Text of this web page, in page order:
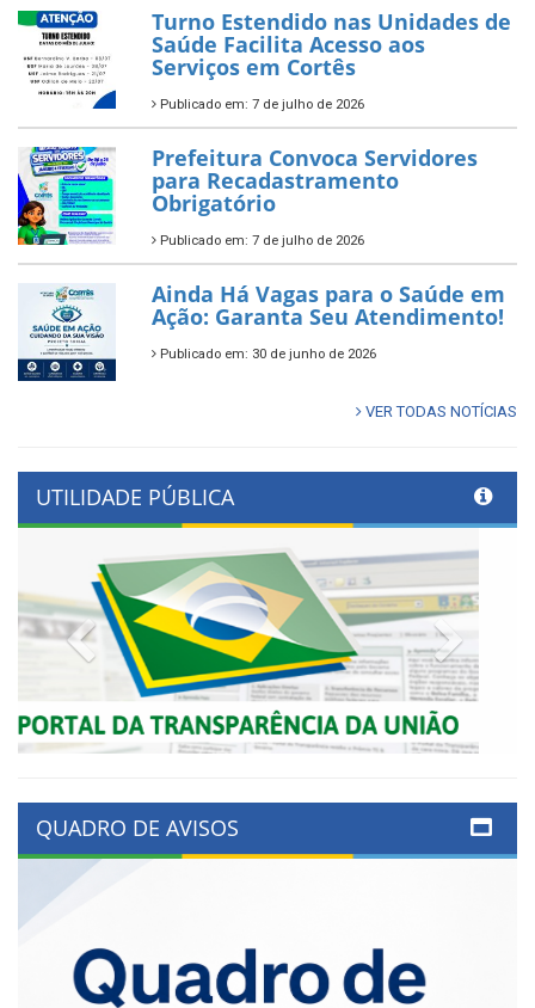
Turno Estendido nas Unidades de
Saúde Facilita Acesso aos
Serviços em Cortês
Publicado em: 7 de julho de 2026
Prefeitura Convoca Servidores
para Recadastramento
Obrigatório
Publicado em: 7 de julho de 2026
Ainda Há Vagas para o Saúde em
Ação: Garanta Seu Atendimento!
Publicado em: 30 de junho de 2026
VER TODAS NOTÍCIAS
UTILIDADE PÚBLICA
Previous
QUADRO DE AVISOS